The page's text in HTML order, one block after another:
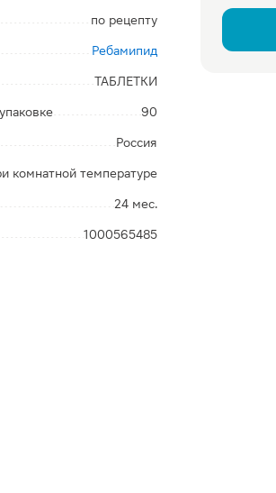
по рецепту
Ребамипид
ТАБЛЕТКИ
90
Россия
комнатной температуре
24 мес.
1000565485